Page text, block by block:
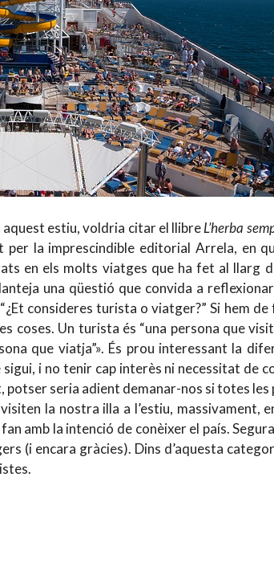
estiu, voldria citar el llibreL’herba
per la imprescindible editorial Arrela, en
en els molts viatges que ha fet al llarg
una qüestió que convida a
consideres turista o viatger?” Si hem de
coses. Un turista és “una persona que
que viatja”». És prou interessant la
i no tenir cap interès ni necessitat de
potser seria adient demanar-nos si totes les
la nostra illa a l’estiu, massivament,
amb la intenció de conèixer el país.
(i encara gràcies). Dins d’aquesta